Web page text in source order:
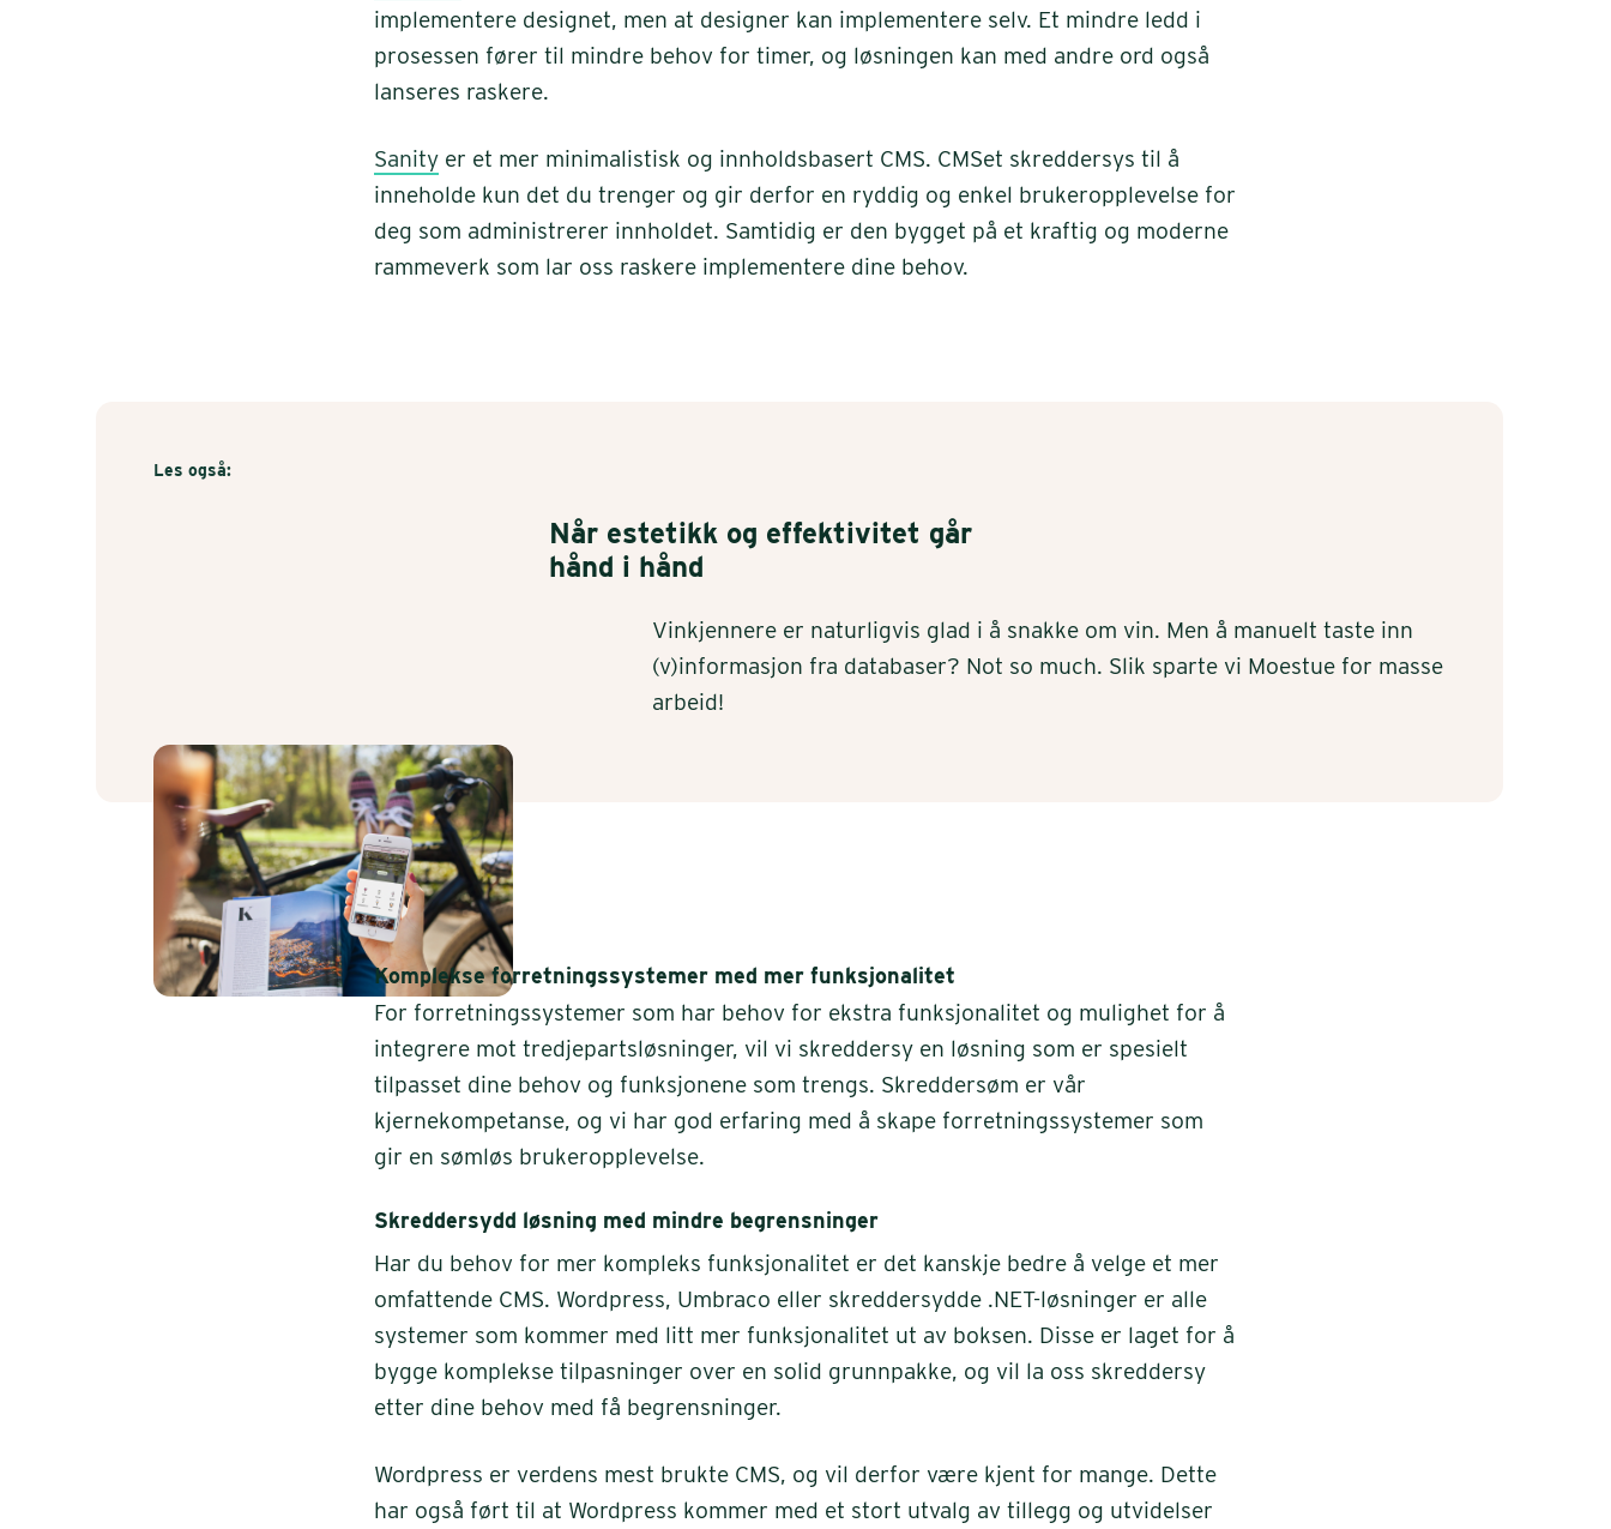
implementere designet, men at designer kan implementere selv. Et mindre ledd i
prosessen fører til mindre behov for timer, og løsningen kan med andre ord også
lanseres raskere.
Sanity er et mer minimalistisk og innholdsbasert CMS. CMSet skreddersys til å
inneholde kun det du trenger og gir derfor en ryddig og enkel brukeropplevelse for
deg som administrerer innholdet. Samtidig er den bygget på et kraftig og moderne
rammeverk som lar oss raskere implementere dine behov.
Les også:
Når estetikk og effektivitet går
hånd i hånd
Vinkjennere er naturligvis glad i å snakke om vin. Men å manuelt taste inn
(v)informasjon fra databaser? Not so much. Slik sparte vi Moestue for masse
arbeid!
Komplekse forretningssystemer med mer funksjonalitet
For forretningssystemer som har behov for ekstra funksjonalitet og mulighet for å
integrere mot tredjepartsløsninger, vil vi skreddersy en løsning som er spesielt
tilpasset dine behov og funksjonene som trengs. Skreddersøm er vår
kjernekompetanse, og vi har god erfaring med å skape forretningssystemer som
gir en sømløs brukeropplevelse.
Skreddersydd løsning med mindre begrensninger
Har du behov for mer kompleks funksjonalitet er det kanskje bedre å velge et mer
omfattende CMS. Wordpress, Umbraco eller skreddersydde .NET-løsninger er alle
systemer som kommer med litt mer funksjonalitet ut av boksen. Disse er laget for å
bygge komplekse tilpasninger over en solid grunnpakke, og vil la oss skreddersy
etter dine behov med få begrensninger.
Wordpress er verdens mest brukte CMS, og vil derfor være kjent for mange. Dette
har også ført til at Wordpress kommer med et stort utvalg av tillegg og utvidelser